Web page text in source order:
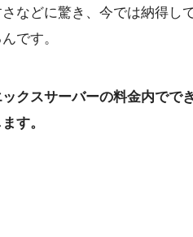
などに驚き、今では納得し
です。
クスサーバーの料金内でで
す。